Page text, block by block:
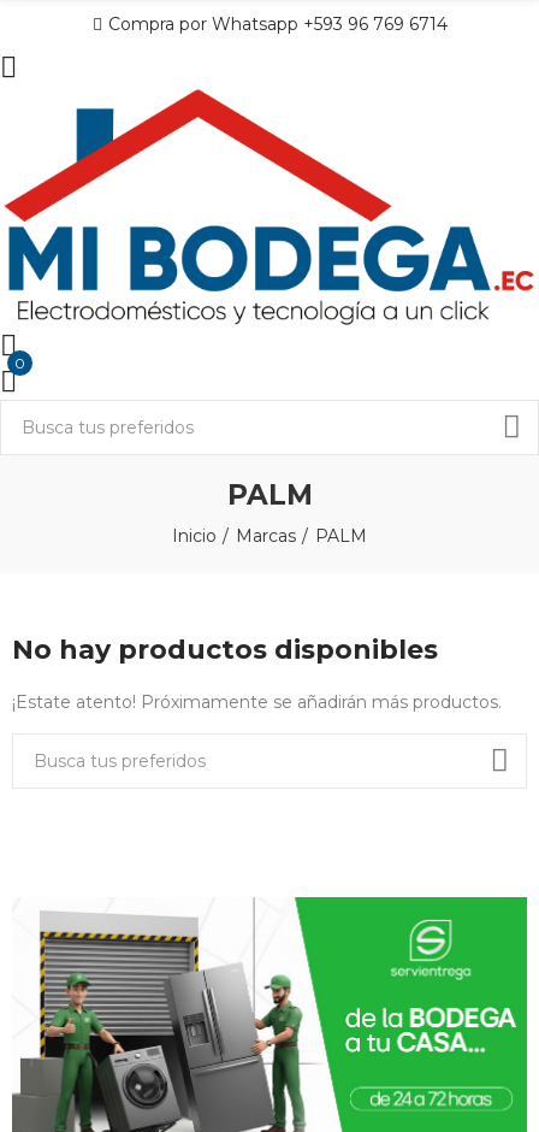
Compra por Whatsapp +593 96 769 6714
0
PALM
Inicio Marcas PALM
No hay productos disponibles
¡Estate atento! Próximamente se añadirán más productos.